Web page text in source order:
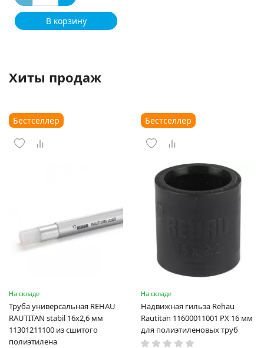
В корзину
Хиты продаж
Бестселлер
На складе
Труба универсальная REHAU
RAUTITAN stabil 16х2,6 мм
11301211100 из сшитого
полиэтилена
Бестселлер
На складе
Надвижная гильза Rehau
Rautitan 11600011001 PX 16 мм
для полиэтиленовых труб